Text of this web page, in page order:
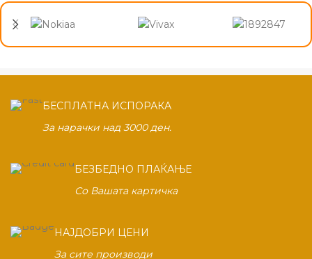
БЕСПЛАТНА ИСПОРАКА
За нарачки над 3000 ден.
БЕЗБЕДНО ПЛАЌАЊЕ
Со Вашата картичка
НАЈДОБРИ ЦЕНИ
За сите производи